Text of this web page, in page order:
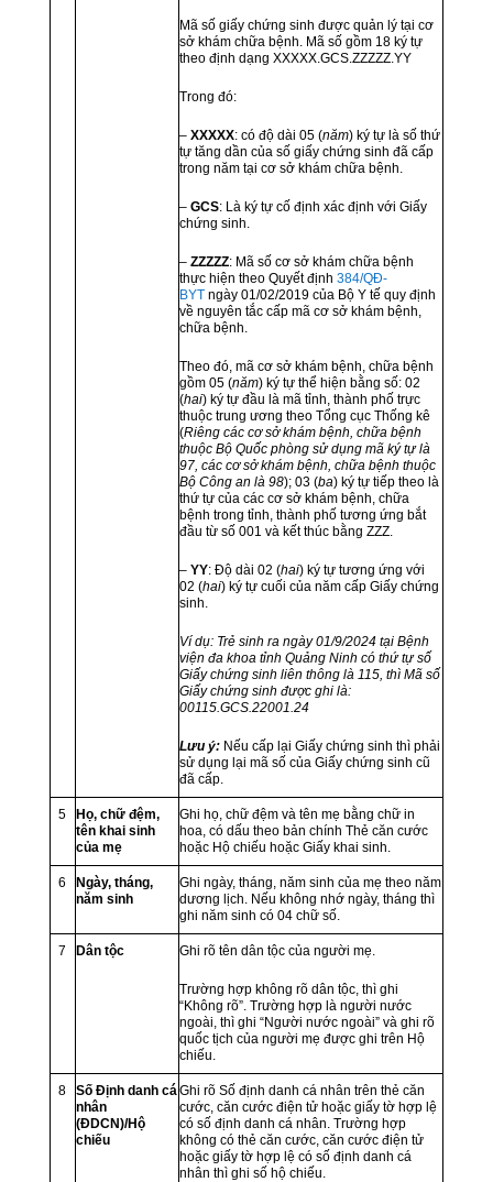
Mã số giấy chứng sinh được quản lý tại cơ
sở khám chữa bệnh. Mã số gồm 18 ký tự
theo định dạng XXXXX.GCS.ZZZZZ.YY
Trong đó:
– XXXXX: có độ dài 05 (năm) ký tự là số thứ
tự tăng dần của số giấy chứng sinh đã cấp
trong năm tại cơ sở khám chữa bệnh.
– GCS: Là ký tự cố định xác định với Giấy
chứng sinh.
– ZZZZZ: Mã số cơ sở khám chữa bệnh
thực hiện theo Quyết định 384/QĐ-
BYTngày 01/02/2019 của Bộ Y tế quy định
về nguyên tắc cấp mã cơ sở khám bệnh,
chữa bệnh.
Theo đó, mã cơ sở khám bệnh, chữa bệnh
gồm 05 (năm) ký tự thể hiện bằng số: 02
(hai) ký tự đầu là mã tỉnh, thành phố trực
thuộc trung ương theo Tổng cục Thống kê
(Riêng các cơ sở khám bệnh, chữa bệnh
thuộc Bộ Quốc phòng sử dụng mã ký tự là
97, các cơ sở khám bệnh, chữa bệnh thuộc
Bộ Công an là 98); 03 (ba) ký tự tiếp theo là
thứ tự của các cơ sở khám bệnh, chữa
bệnh trong tỉnh, thành phố tương ứng bắt
đầu từ số 001 và kết thúc bằng ZZZ.
– YY: Độ dài 02 (hai) ký tự tương ứng với
02 (hai) ký tự cuối của năm cấp Giấy chứng
sinh.
Ví dụ: Trẻ sinh ra ngày 01/9/2024 tại Bệnh
viện đa khoa tỉnh Quảng Ninh có thứ tự số
Giấy chứng sinh liên thông là 115, thì Mã số
Giấy chứng sinh được ghi là:
00115.GCS.22001.24
Lưu ý: Nếu cấp lại Giấy chứng sinh thì phải
sử dụng lại mã số của Giấy chứng sinh cũ
đã cấp.
5
Họ, chữ đệm,
tên khai sinh
của mẹ
Ghi họ, chữ đệm và tên mẹ bằng chữ in
hoa, có dấu theo bản chính Thẻ căn cước
hoặc Hộ chiếu hoặc Giấy khai sinh.
6
Ngày, tháng,
năm sinh
Ghi ngày, tháng, năm sinh của mẹ theo năm
dương lịch. Nếu không nhớ ngày, tháng thì
ghi năm sinh có 04 chữ số.
7 Dân tộc Ghi rõ tên dân tộc của người mẹ.
Trường hợp không rõ dân tộc, thì ghi
“Không rõ”. Trường hợp là người nước
ngoài, thì ghi “Người nước ngoài” và ghi rõ
quốc tịch của người mẹ được ghi trên Hộ
chiếu.
8
Số Định danh cá
nhân
(ĐDCN)/Hộ
chiếu
Ghi rõ Số định danh cá nhân trên thẻ căn
cước, căn cước điện tử hoặc giấy tờ hợp lệ
có số định danh cá nhân. Trường hợp
không có thẻ căn cước, căn cước điện tử
hoặc giấy tờ hợp lệ có số định danh cá
nhân thì ghi số hộ chiếu.